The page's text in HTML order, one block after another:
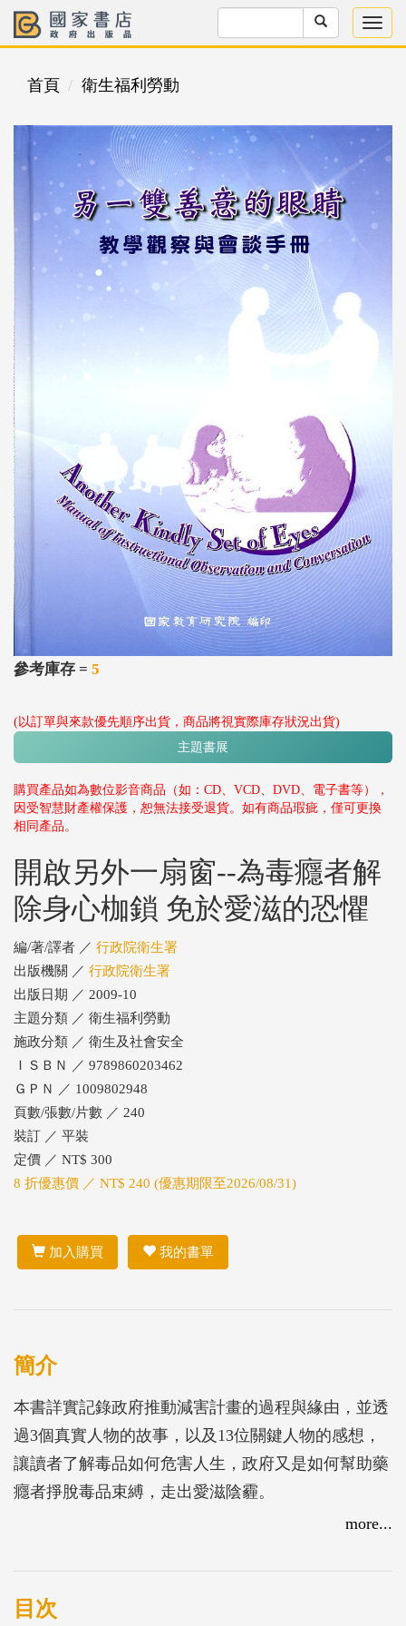
首頁 衛生福利勞動
參考庫存 = 5
(以訂單與來款優先順序出貨，商品將視實際庫存狀況出貨)
主題書展
購買產品如為數位影音商品（如：CD、VCD、DVD、電子書等），
因受智慧財產權保護，恕無法接受退貨。如有商品瑕疵，僅可更換
相同產品。
開啟另外一扇窗--為毒癮者解
除身心枷鎖 免於愛滋的恐懼
編/著/譯者 ／ 行政院衛生署
出版機關 ／ 行政院衛生署
出版日期 ／ 2009-10
主題分類 ／ 衛生福利勞動
施政分類 ／ 衛生及社會安全
ＩＳＢＮ ／ 9789860203462
ＧＰＮ ／ 1009802948
頁數/張數/片數 ／ 240
裝訂 ／ 平裝
定價 ／ NT$ 300
8 折優惠價 ／ NT$ 240 (優惠期限至2026/08/31)
加入購買 我的書單
簡介
本書詳實記錄政府推動減害計畫的過程與緣由，並透
過3個真實人物的故事，以及13位關鍵人物的感想，
讓讀者了解毒品如何危害人生，政府又是如何幫助藥
癮者掙脫毒品束縛，走出愛滋陰霾。
more...
目次